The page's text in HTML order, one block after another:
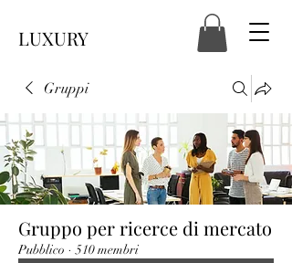
LUXURY
Gruppi
Gruppo per ricerce di mercato
Pubblico · 510 membri